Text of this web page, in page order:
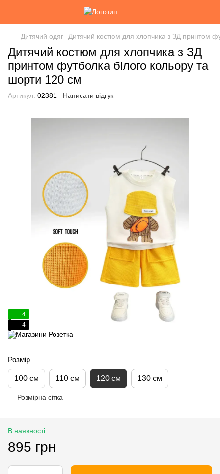
Дитячий одяг Дитячий костюм для хлопчика з ЗД принтом
Дитячий костюм для хлопчика з ЗД
принтом футболка білого кольору та
шорти 120 см
Артикул: 02381 Написати відгук
4
4
Розмір
100 см 110 см 120 см 130 см
Розмірна сітка
В наявності
895 грн